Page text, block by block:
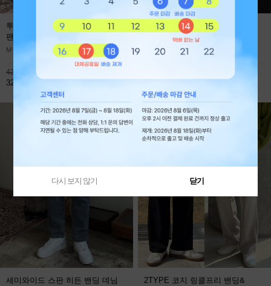
투턱 사계절 프리미엄 와이드 데님
팬츠
M~XL
42,800원
32,800원
에어로 쿨에버 절개 오버핏 긴팔
M~XL
세미와이드 스판 히든 밴딩 데님
2TYPE 코지 링클프리 밴딩&
다시 보지 않기 닫기